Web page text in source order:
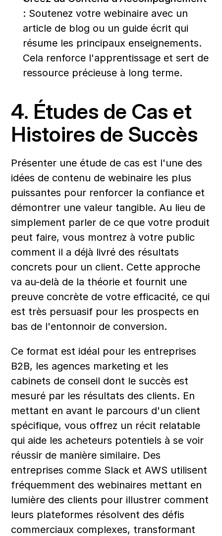
: Soutenez votre webinaire avec un
article de blog ou un guide écrit qui
résume les principaux enseignements.
Cela renforce l'apprentissage et sert de
ressource précieuse à long terme.
4. Études de Cas et
Histoires de Succès
Présenter une étude de cas est l'une des
idées de contenu de webinaire les plus
puissantes pour renforcer la confiance et
démontrer une valeur tangible. Au lieu de
simplement parler de ce que votre produit
peut faire, vous montrez à votre public
comment il a déjà livré des résultats
concrets pour un client. Cette approche
va au-delà de la théorie et fournit une
preuve concrète de votre efficacité, ce qui
est très persuasif pour les prospects en
bas de l'entonnoir de conversion.
Ce format est idéal pour les entreprises
B2B, les agences marketing et les
cabinets de conseil dont le succès est
mesuré par les résultats des clients. En
mettant en avant le parcours d'un client
spécifique, vous offrez un récit relatable
qui aide les acheteurs potentiels à se voir
réussir de manière similaire. Des
entreprises comme Slack et AWS utilisent
fréquemment des webinaires mettant en
lumière des clients pour illustrer comment
leurs plateformes résolvent des défis
commerciaux complexes, transformant